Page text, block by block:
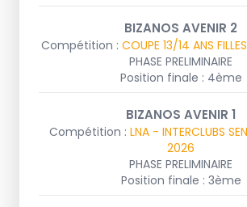
BIZANOS AVENIR 2
Compétition : COUPE 13/14 ANS
PHASE PRELIMINAIRE
Position finale : 4ème
BIZANOS AVENIR 1
Compétition : LNA - INTERCLUBS
2026
PHASE PRELIMINAIRE
Position finale : 3ème